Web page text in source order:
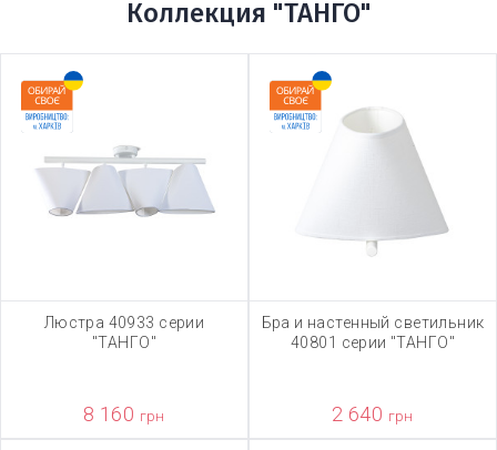
Коллекция "ТАНГО"
Люстра 40933 серии
"ТАНГО"
8 160 грн
Бра и настенный светильник
40801 серии "ТАНГО"
2 640 грн